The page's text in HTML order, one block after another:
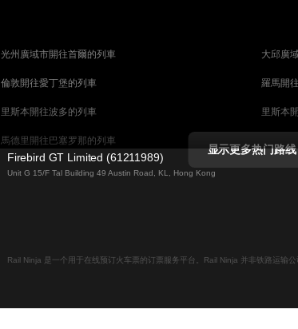
光州廣域市開往首爾的列車 大邱廣
倫敦開往愛丁堡的列車 羅馬開
里斯本開往波多的列車 里斯本
馬德里開往巴塞罗那的列車 馬德里
巴塞罗那開往馬德里的列車
首爾開往蔚山廣域市的列車 首爾開
显示更多热门路线
Firebird GT Limited (61211989)
Unit G 15/F Tal Building 49 Austin Road, KL, Hong Kong
Rail Ninja 是一个用于在线预订火车票的订票服务平台。Rail Ninja 并非铁路运输公